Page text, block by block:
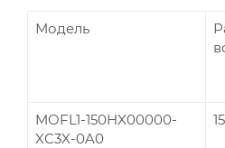
Модель
MOFL1-150HX00000-
XC3X-0A0